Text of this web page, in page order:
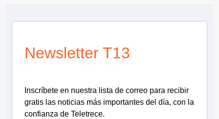
Newsletter T13
Inscríbete en nuestra lista de correo para recibir
gratis las noticias más importantes del día, con la
confianza de Teletrece.